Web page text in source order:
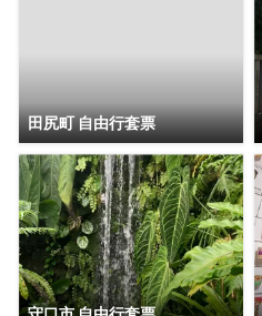
田尻町 自由行套票